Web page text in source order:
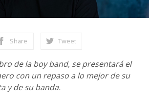
Share Tweet
de la boy band, se presentará el
con un repaso a lo mejor de su
y de su banda.